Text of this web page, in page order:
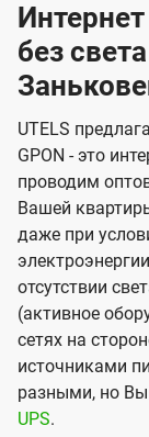
без
UTELS
GPON - это
проводим
Вашей
даже при
отсутствии
(активное
сетях на
источниками
разными, но
UPS.